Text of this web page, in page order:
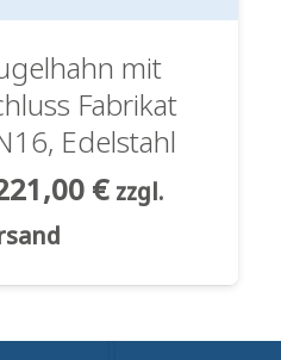
mit
Fabrikat
Edelstahl
€ zzgl.